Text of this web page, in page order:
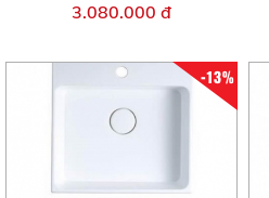
3.080.000 đ
-13%